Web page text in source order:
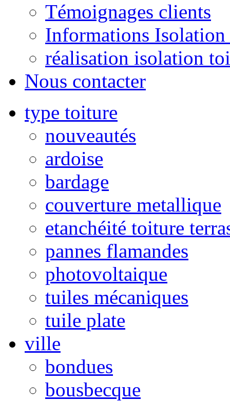
Témoignages clients
Informations
réalisation isolation
Nous contacter
type toiture
nouveautés
ardoise
bardage
couverture metallique
etanchéité toiture
pannes flamandes
photovoltaique
tuiles mécaniques
tuile plate
ville
bondues
bousbecque